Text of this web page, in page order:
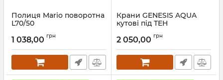
Полиця Mario поворотна
L70/50
1 038,00 грн
Крани GENESIS AQUA
кутові під ТЕН
2 050,00 грн